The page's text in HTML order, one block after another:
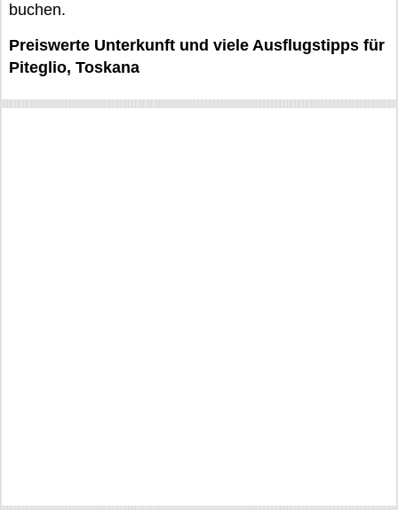
buchen.
Preiswerte Unterkunft und viele Ausflugstipps für
Piteglio, Toskana